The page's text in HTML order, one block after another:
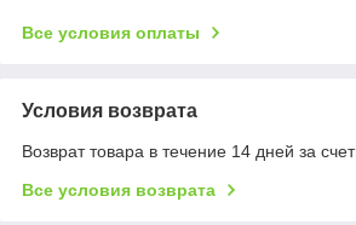
Все условия оплаты
Условия возврата
Возврат товара в течение 14 дней за
Все условия возврата